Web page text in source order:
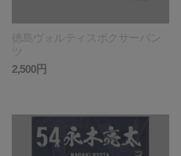
徳島ヴォルティスボクサーパン
ツ
2,500円